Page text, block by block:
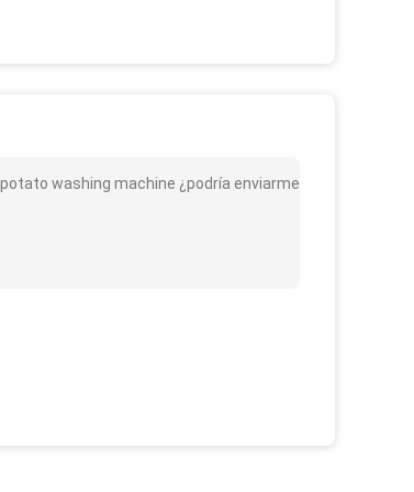
washing machine ¿podría enviarme